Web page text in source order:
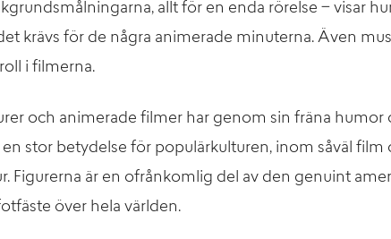
allt för en enda rörelse − visar
krävs för de några animerade minuterna. Även
i filmerna.
och animerade filmer har genom sin fräna humor
stor betydelse för populärkulturen, inom såväl film
Figurerna är en ofrånkomlig del av den genuint
över hela världen.